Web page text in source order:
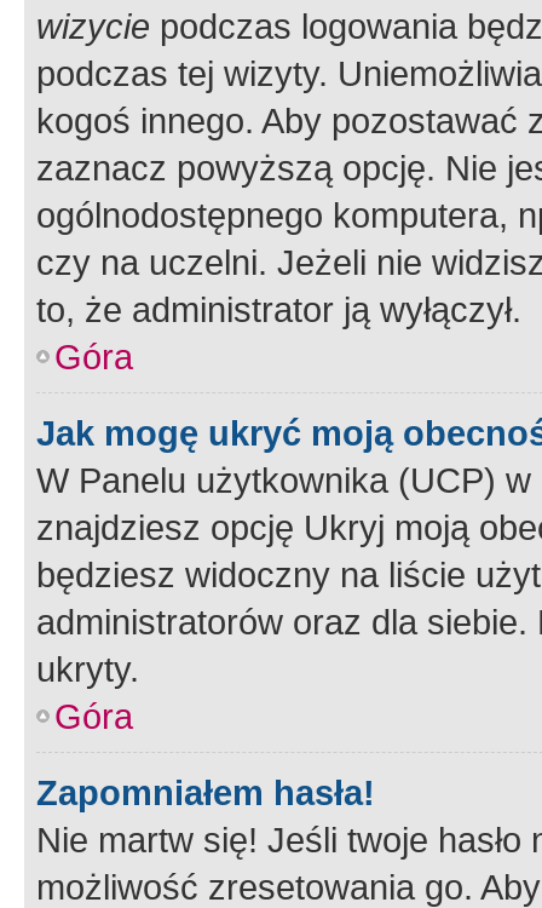
wizycie podczas logowania
podczas tej wizyty.
kogoś innego. Aby pozostawać
zaznacz powyższą opcję. Nie
ogólnodostępnego komputera,
czy na uczelni. Jeżeli nie
to, że administrator ją wyłączył.
Góra
Jak mogę ukryć moją
W Panelu użytkownika (UCP) w
znajdziesz opcję Ukryj moją
będziesz widoczny na liście
administratorów oraz dla
ukryty.
Góra
Zapomniałem hasła!
Nie martw się! Jeśli twoje
możliwość zresetowania go.